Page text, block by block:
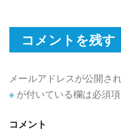
コメントを残す
メールアドレスが公開さ
※ が付いている欄は必須
コメント